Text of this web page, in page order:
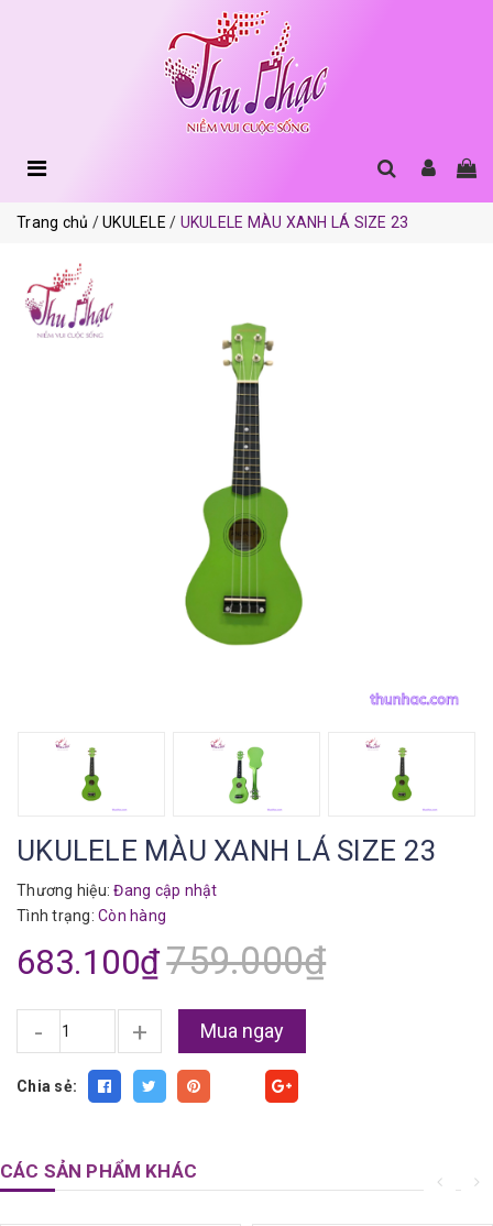
Trang chủ UKULELE UKULELE MÀU XANH LÁ SIZE 23
UKULELE MÀU XANH LÁ SIZE 23
Thương hiệu: Đang cập nhật
Tình trạng: Còn hàng
683.100₫759.000₫
- + Mua ngay
Chia sẻ:
CÁC SẢN PHẨM KHÁC